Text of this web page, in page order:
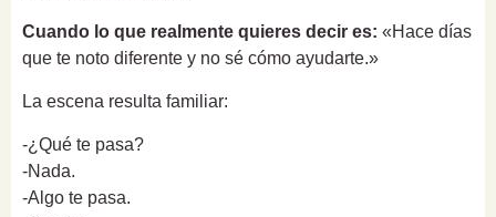
Cuando lo que realmente quieres decir es: «Hace días
que te noto diferente y no sé cómo ayudarte.»
La escena resulta familiar:
-¿Qué te pasa?
-Nada.
-Algo te pasa.